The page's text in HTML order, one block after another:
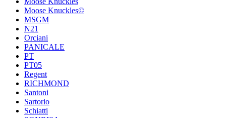
Moose Knuckles©️
MSGM
N21
Orciani
PANICALE
PT
PT05
Regent
RICHMOND
Santoni
Sartorio
Schiatti